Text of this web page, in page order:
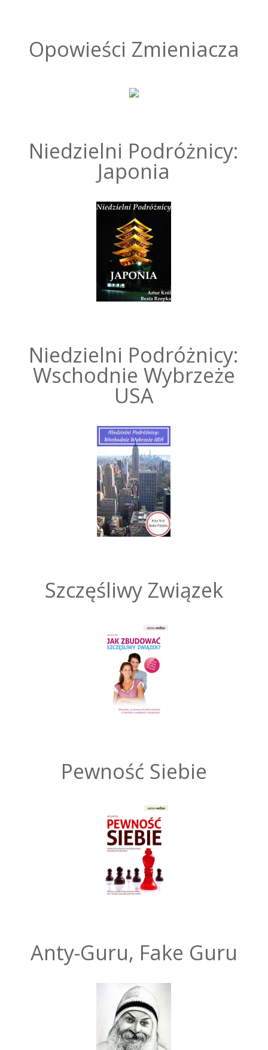
Opowieści Zmieniacza
Niedzielni Podróżnicy:
Japonia
Niedzielni Podróżnicy:
Wschodnie Wybrzeże
USA
Szczęśliwy Związek
Pewność Siebie
Anty-Guru, Fake Guru